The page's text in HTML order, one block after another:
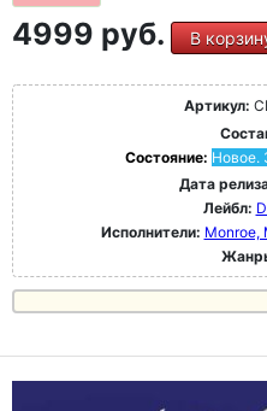
4999 руб. В
Артикул:
Состояние: Новое.
Дата
Лейбл:
Исполнители: Monroe,